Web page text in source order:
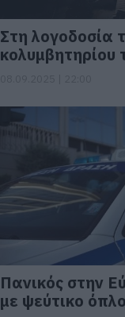
Στη λογοδοσία
κολυμβητηρίου
Πανικός στην
με ψεύτικο